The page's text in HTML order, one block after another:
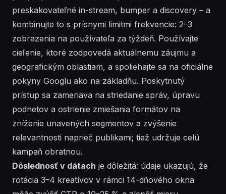
preskakovateľné in-stream, bumper a discovery – a
kombinujte to s prísnymi limitmi frekvencie: 2–3
zobrazenia na používateľa za týždeň. Používajte
cieľenie, ktoré zodpovedá aktuálnemu záujmu a
geografickým oblastiam, a spoliehajte sa na oficiálne
pokyny Googlu ako na základňu. Poskytnutý
prístup sa zameriava na striedanie správ, úpravu
podnetov a ostrienie zmiešania formátov na
zníženie unavených segmentov a zvýšenie
relevantnosti naprieč publikami; tiež udržuje celú
kampaň obratnou.
Dôslednosť v dátach je dôležitá: údaje ukazujú, že
rotácia 3–4 kreatívov v rámci 14-dňového okna